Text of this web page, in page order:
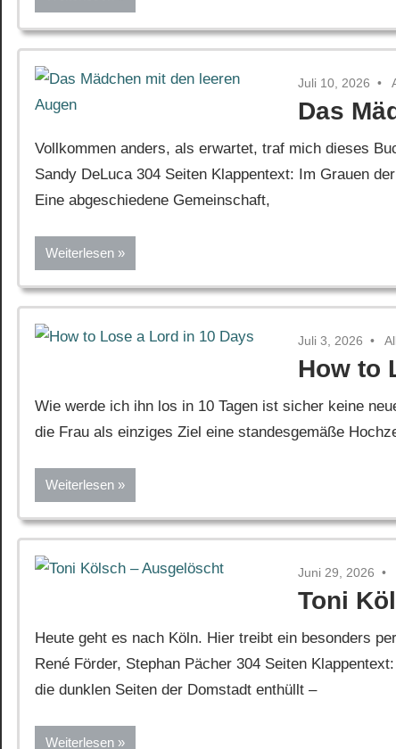
Juli 10, 2026
Das
Vollkommen anders, als erwartet, traf mich dieses
Sandy DeLuca 304 Seiten Klappentext: Im Grauen
Eine abgeschiedene Gemeinschaft,
Weiterlesen
Juli 3, 2026
How to
Wie werde ich ihn los in 10 Tagen ist sicher keine
die Frau als einziges Ziel eine standesgemäße
Weiterlesen
Juni 29, 2026
Toni
Heute geht es nach Köln. Hier treibt ein besonders
René Förder, Stephan Pächer 304 Seiten
die dunklen Seiten der Domstadt enthüllt –
Weiterlesen